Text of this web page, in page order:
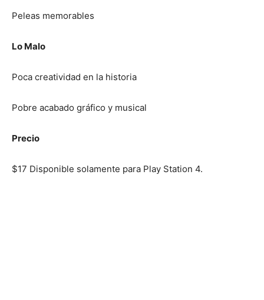
Peleas memorables
Lo Malo
Poca creatividad en la historia
Pobre acabado gráfico y musical
Precio
$17 Disponible solamente para Play Station 4.